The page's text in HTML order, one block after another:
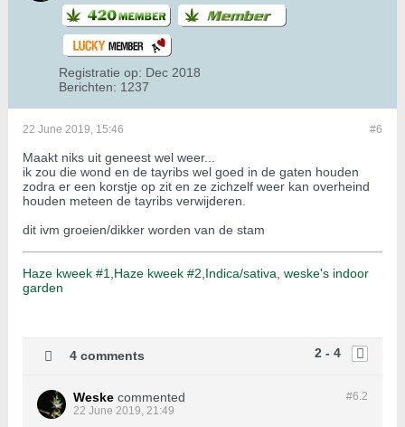
Registratie op: Dec 2018
Berichten: 1237
#6
22 June 2019, 15:46
Maakt niks uit geneest wel weer...
ik zou die wond en de tayribs wel goed in de gaten houden
zodra er een korstje op zit en ze zichzelf weer kan overheind
houden meteen de tayribs verwijderen.
dit ivm groeien/dikker worden van de stam
Haze kweek #1 Haze kweek #2 Indica/sativa weske's indoor
garden
2 - 4
4 comments
#6.2
Weske commented
22 June 2019, 21:49